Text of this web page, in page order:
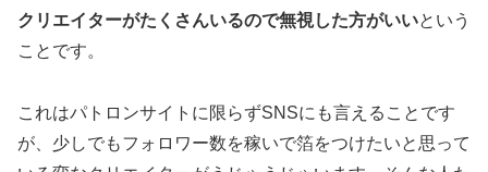
クリエイターがたくさんいるので無視した方がいいという
ことです。
これはパトロンサイトに限らずSNSにも言えることです
が、少しでもフォロワー数を稼いで箔をつけたいと思って